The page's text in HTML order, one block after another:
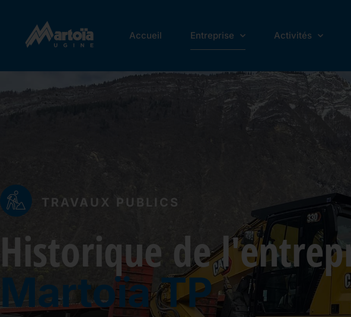
Accueil Entreprise Activités
TRAVAUX PUBLICS
Historique de
Martoïa TP